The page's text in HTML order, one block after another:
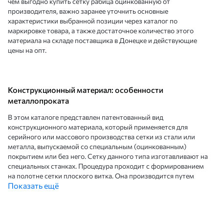
производителя, важно заранее уточнить основные
характеристики выбранной позиции через каталог по
маркировке товара, а также достаточное количество этого
материала на складе поставщика в Донецке и действующие
цены на опт.
Конструкционный материал: особенности
металлопроката
В этом каталоге представлен патентованный вид
конструкционного материала, который применяется для
серийного или массового производства сетки из стали или
металла, выпускаемой со специальным (оцинкованным)
покрытием или без него. Сетку данного типа изготавливают на
специальных станках. Процедура проходит с формированием
на полотне сетки плоского витка. Она производится путем
предварительного вкручивания проволочных спиралей одна в
Показать ещё